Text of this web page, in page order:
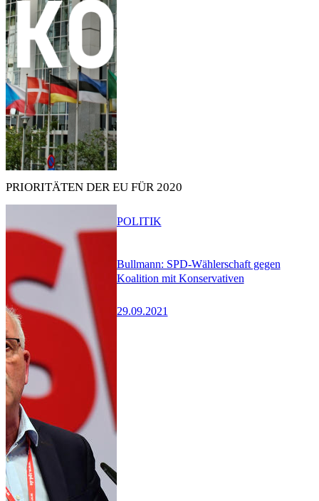
PRIORITÄTEN DER EU FÜR 2020
Bullmann: SPD-Wählerschaft gegen
Koalition mit Konservativen
29.09.2021
POLITIK